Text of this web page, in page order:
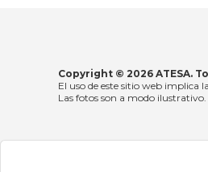
Copyright © 2026 ATESA.
El uso de este sitio web implica
Las fotos son a modo